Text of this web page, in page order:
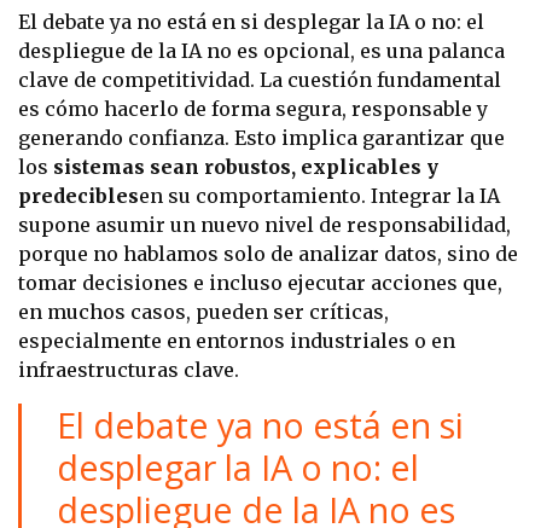
El debate ya no está en si desplegar la IA o no: el
despliegue de la IA no es opcional, es una palanca
clave de competitividad. La cuestión fundamental
es cómo hacerlo de forma segura, responsable y
generando confianza. Esto implica garantizar que
los sistemas sean robustos, explicables y
predeciblesen su comportamiento. Integrar la IA
supone asumir un nuevo nivel de responsabilidad,
porque no hablamos solo de analizar datos, sino de
tomar decisiones e incluso ejecutar acciones que,
en muchos casos, pueden ser críticas,
especialmente en entornos industriales o en
infraestructuras clave.
El debate ya no está en si
desplegar la IA o no: el
despliegue de la IA no es